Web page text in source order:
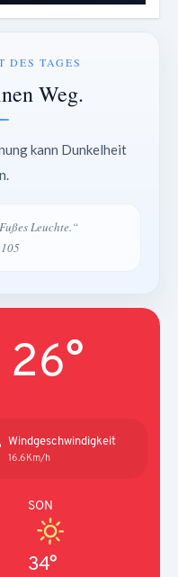
DES TAGES
Weg.
kann Dunkelheit
Leuchte.“
26°
Windgeschwindigkeit
16.6Km/h
SON
34°